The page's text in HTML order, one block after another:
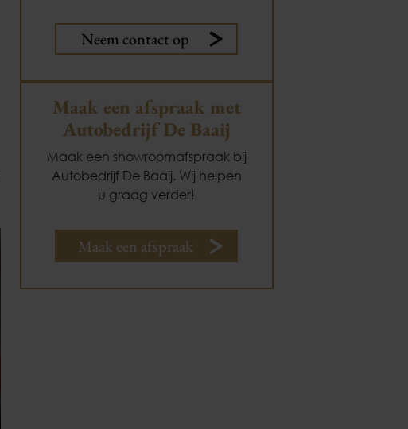
Neem contact op
Maak een afspraak met
Autobedrijf De Baaij
Maak een showroomafspraak bij
Autobedrijf De Baaij. Wij helpen
u graag verder!
Maak een afspraak